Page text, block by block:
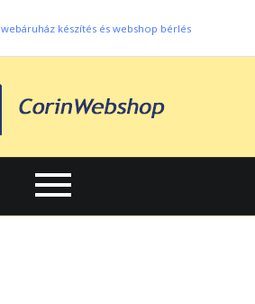
webáruház készítés és webshop bérlés